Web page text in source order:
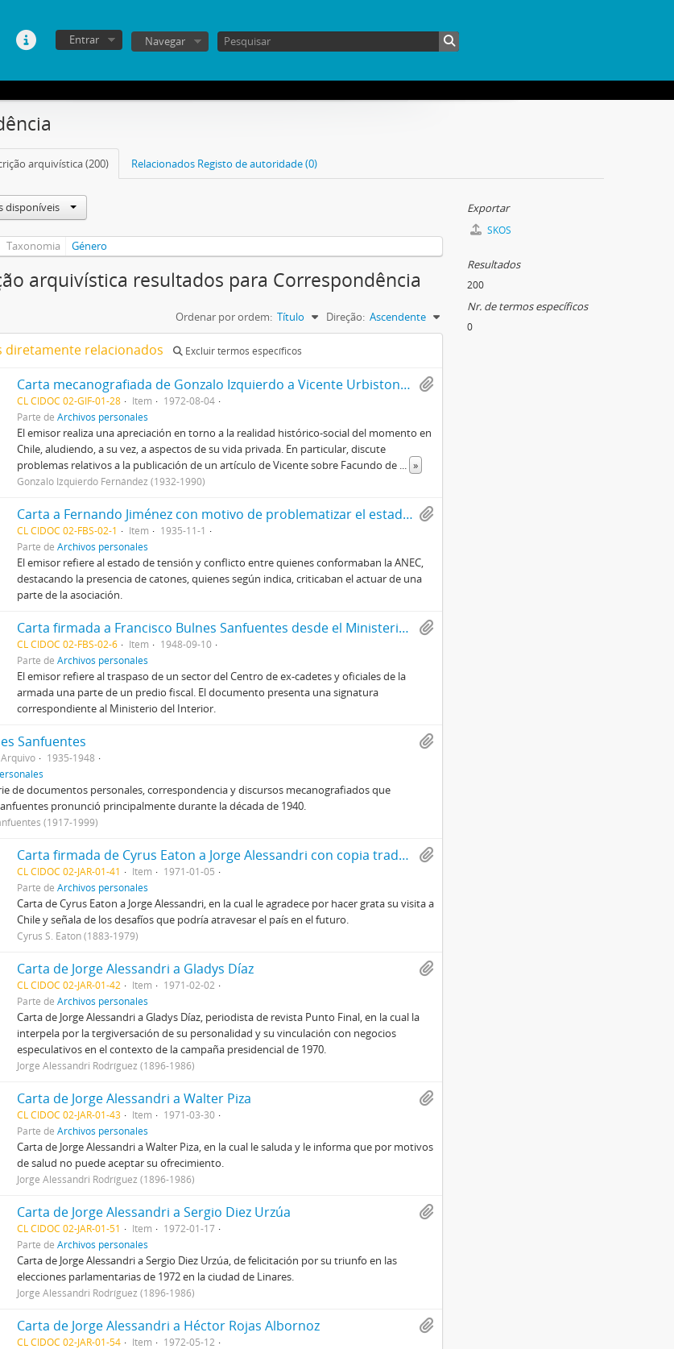
Entrar Navegar
arquivística (200) Relacionados Registo de autoridade (0)
disponíveis
Taxonomia Género
arquivística resultados para Correspondência
Ordenar por ordem: Título Direção: Ascendente
diretamente relacionados Excluir termos específicos
Carta mecanografiada de Gonzalo Izquierdo a Vicente Urbistondo con motivo de entregar un análisis de la situación social, histórica y política en Chile
CL CIDOC 02-GIF-01-28 Item
1972-08-04
Parte de Archivos personales
El emisor realiza una apreciación en torno a la realidad histórico-social del momento en
Chile, aludiendo, a su vez, a aspectos de su vida privada. En particular, discute
problemas relativos a la publicación de un artículo de Vicente sobre Facundo de ... »
Gonzalo Izquierdo Fernández (1932-1990)
Carta a Fernando Jiménez con motivo de problematizar el estado de la ANEC
CL CIDOC 02-FBS-02-1 Item
1935-11-1
Parte de Archivos personales
El emisor refiere al estado de tensión y conflicto entre quienes conformaban la ANEC,
destacando la presencia de catones, quienes según indica, criticaban el actuar de una
parte de la asociación.
Carta firmada a Francisco Bulnes Sanfuentes desde el Ministerio del Interior de Chile
CL CIDOC 02-FBS-02-6 Item
1948-09-10
Parte de Archivos personales
El emisor refiere al traspaso de un sector del Centro de ex-cadetes y oficiales de la
armada una parte de un predio fiscal. El documento presenta una signatura
correspondiente al Ministerio del Interior.
Sanfuentes
Arquivo
1935-1948
de documentos personales, correspondencia y discursos mecanografiados que
pronunció principalmente durante la década de 1940.
(1917-1999)
Carta firmada de Cyrus Eaton a Jorge Alessandri con copia traducida al español
CL CIDOC 02-JAR-01-41 Item
1971-01-05
Parte de Archivos personales
Carta de Cyrus Eaton a Jorge Alessandri, en la cual le agradece por hacer grata su visita a
Chile y señala de los desafíos que podría atravesar el país en el futuro.
Cyrus S. Eaton (1883-1979)
Carta de Jorge Alessandri a Gladys Díaz
CL CIDOC 02-JAR-01-42 Item
1971-02-02
Parte de Archivos personales
Carta de Jorge Alessandri a Gladys Díaz, periodista de revista Punto Final, en la cual la
interpela por la tergiversación de su personalidad y su vinculación con negocios
especulativos en el contexto de la campaña presidencial de 1970.
Jorge Alessandri Rodríguez (1896-1986)
Carta de Jorge Alessandri a Walter Piza
CL CIDOC 02-JAR-01-43 Item
1971-03-30
Parte de Archivos personales
Carta de Jorge Alessandri a Walter Piza, en la cual le saluda y le informa que por motivos
de salud no puede aceptar su ofrecimiento.
Jorge Alessandri Rodríguez (1896-1986)
Carta de Jorge Alessandri a Sergio Diez Urzúa
CL CIDOC 02-JAR-01-51 Item
1972-01-17
Parte de Archivos personales
Carta de Jorge Alessandri a Sergio Diez Urzúa, de felicitación por su triunfo en las
elecciones parlamentarias de 1972 en la ciudad de Linares.
Jorge Alessandri Rodríguez (1896-1986)
Carta de Jorge Alessandri a Héctor Rojas Albornoz
CL CIDOC 02-JAR-01-54 Item
1972-05-12
Exportar
SKOS
Resultados
200
Nr. de termos específicos
0